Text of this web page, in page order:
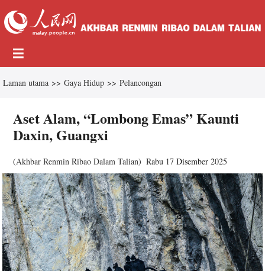
Laman utama >> Gaya Hidup >> Pelancongan
Aset Alam, “Lombong Emas” Kaunti
Daxin, Guangxi
(Akhbar Renmin Ribao Dalam Talian) Rabu 17 Disember 2025